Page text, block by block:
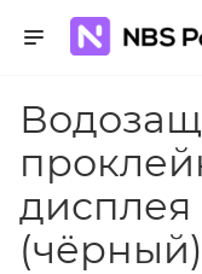
дисплея
(чёрный)